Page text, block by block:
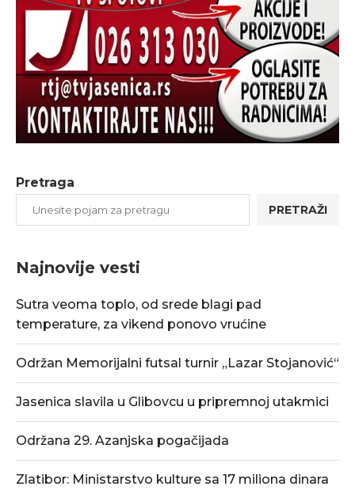
Pretraga
PRETRAŽI
Najnovije vesti
Sutra veoma toplo, od srede blagi pad
temperature, za vikend ponovo vrućine
Održan Memorijalni futsal turnir „Lazar Stojanović“
Jasenica slavila u Glibovcu u pripremnoj utakmici
Održana 29. Azanjska pogačijada
Zlatibor: Ministarstvo kulture sa 17 miliona dinara